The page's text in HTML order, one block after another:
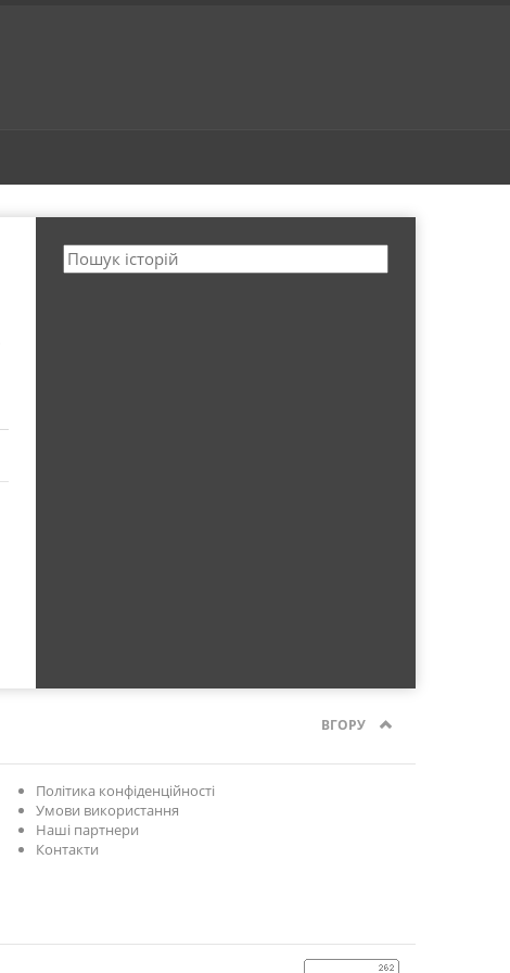
ВГОРУ
Політика конфіденційності
Умови використання
Наші партнери
Контакти